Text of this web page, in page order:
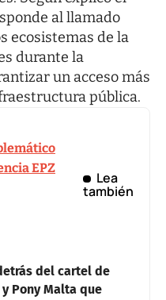
al llamado
ecosistemas de la
durante la
un acceso más
pública.
EPZ
Lea
también
del cartel de
y Pony Malta que